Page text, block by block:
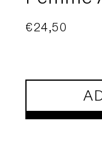
Regular
€24,50